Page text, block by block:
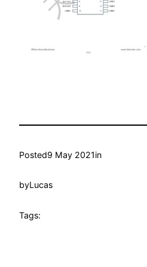
Posted9 May 2021in
byLucas
Tags: